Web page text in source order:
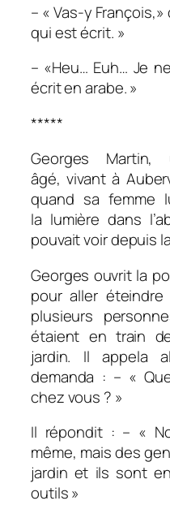
– « Vas-y
qui est écrit. »
– «Heu… Euh… Je
écrit en arabe. »
*****
Georges
âgé, vivant à
quand sa femme
la lumière dans
pouvait voir depuis
Georges ouvrit la
pour aller
plusieurs
étaient en train
jardin. Il appela
demanda : – «
chez vous ? »
Il répondit : – «
même, mais des
jardin et ils sont
outils »